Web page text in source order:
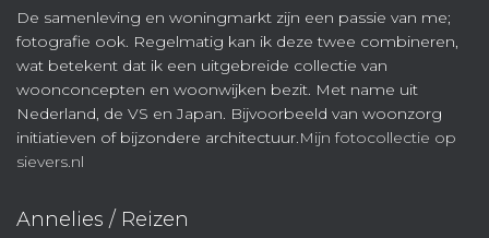
De samenleving en woningmarkt zijn een passie van me;
fotografie ook. Regelmatig kan ik deze twee combineren,
wat betekent dat ik een uitgebreide collectie van
woonconcepten en woonwijken bezit. Met name uit
Nederland, de VS en Japan. Bijvoorbeeld van woonzorg
initiatieven of bijzondere architectuur.Mijn fotocollectie op
sievers.nl
Annelies / Reizen